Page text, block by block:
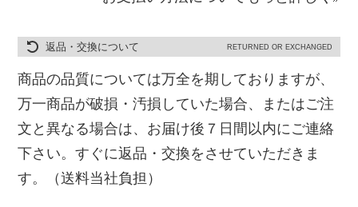
返品・交換について RETURNED OR EXCHANGED
商品の品質については万全を期しておりますが、
万一商品が破損・汚損していた場合、またはご注
文と異なる場合は、お届け後７日間以内にご連絡
下さい。すぐに返品・交換をさせていただきま
す。（送料当社負担）